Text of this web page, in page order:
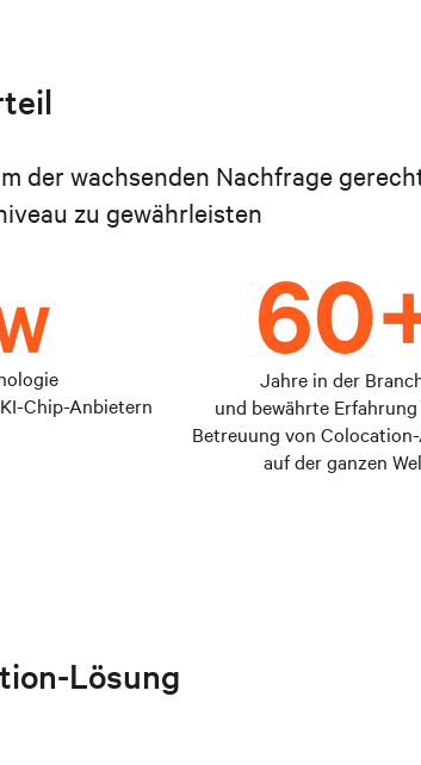
der wachsenden Nachfrage
zu gewährleisten
Chip-Anbietern
Jahre in der
und bewährte
Betreuung von
auf der ganzen
Lösung